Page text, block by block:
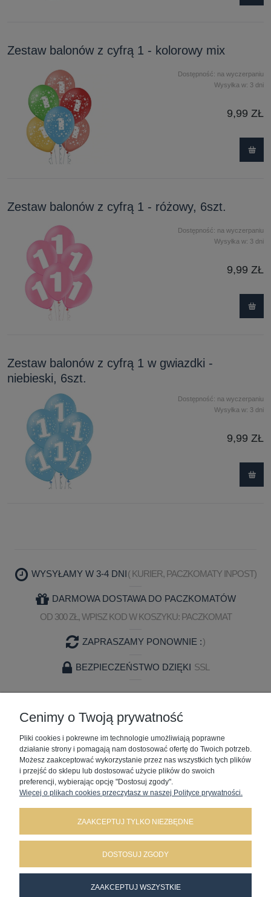
Zestaw balonów z cyfrą 1 - kolorowy mix
Dostępność: na wyczerpaniu
Wysyłka w: 3 dni
9,99 ZŁ
Zestaw balonów z cyfrą 1 - różowy, 6szt.
Dostępność: na wyczerpaniu
Wysyłka w: 3 dni
9,99 ZŁ
Zestaw balonów z cyfrą 1 w gwiazdki -
niebieski, 6szt.
Dostępność: na wyczerpaniu
Wysyłka w: 3 dni
9,99 ZŁ
WYSYŁAMY W 3-4 DNI( KURIER, PACZKOMATY INPOST)
DARMOWA DOSTAWA DO PACZKOMATÓW
OD 300 ZŁ, WPISZ KOD W KOSZYKU: PACZKOMAT
ZAPRASZAMY PONOWNIE :)
BEZPIECZEŃSTWO DZIĘKI SSL
ZAKUPY
POMOC
MOJE KONTO
INFORMACJE
battesimo.sklep@gmail.com | NIP: 5422782306 REGON:
Cenimy o Twoją prywatność
Pliki cookies i pokrewne im technologie umożliwiają poprawne
działanie strony i pomagają nam dostosować ofertę do Twoich potrzeb.
Możesz zaakceptować wykorzystanie przez nas wszystkich tych plików
i przejść do sklepu lub dostosować użycie plików do swoich
preferencji, wybierając opcję "Dostosuj zgody".
Więcej o plikach cookies przeczytasz w naszej Polityce prywatności.
ZAAKCEPTUJ TYLKO NIEZBĘDNE
DOSTOSUJ ZGODY
ZAAKCEPTUJ WSZYSTKIE